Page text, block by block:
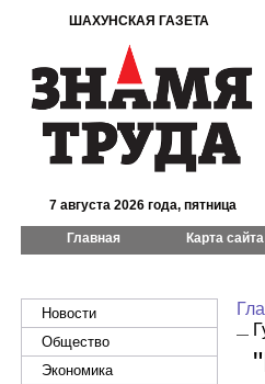
ШАХУНСКАЯ ГАЗЕТА
7 августа 2026 года, пятница
Главная Карта сайта
Новости
Общество
Экономика